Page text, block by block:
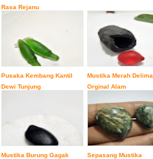
Rasa Rejanu
Pusaka Kembang Kantil
Dewi Tunjung
Mustika Merah Delima
Orginal Alam
Mustika Burung Gagak
Sepasang Mustika